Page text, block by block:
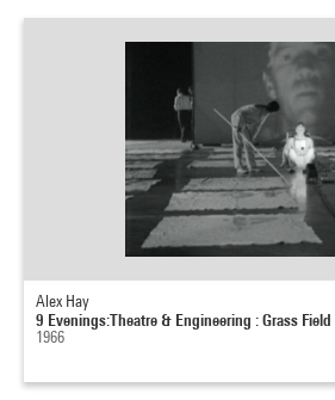
Alex Hay
9 Evenings:Theatre & Engineering : Grass Field
1966